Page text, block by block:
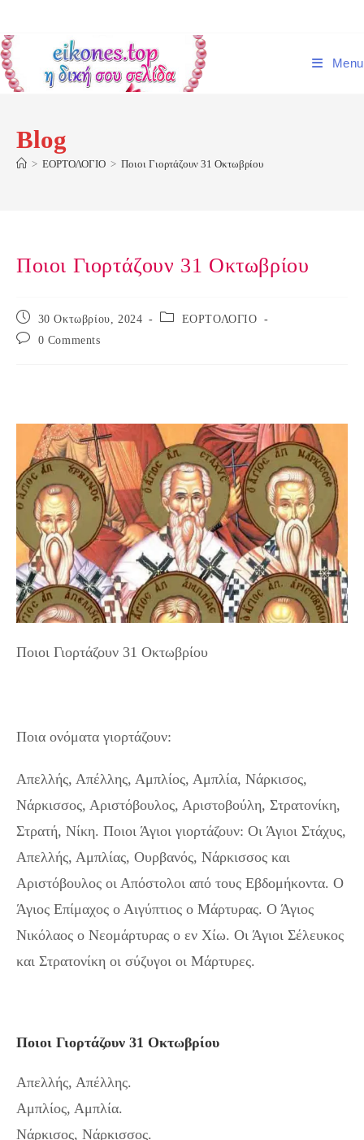
content
Menu
Blog
> ΕΟΡΤΟΛΟΓΙΟ > Ποιοι Γιορτάζουν 31 Οκτωβρίου
Ποιοι Γιορτάζουν 31 Οκτωβρίου
Post
published:
30 Οκτωβρίου, 2024
Post
ΕΟΡΤΟΛΟΓΙΟ
Post
0 Comments
Ποιοι Γιορτάζουν 31 Οκτωβρίου
Ποια ονόματα γιορτάζουν:
Απελλής, Απέλλης, Αμπλίος, Αμπλία, Νάρκισος,
Νάρκισσος, Αριστόβουλος, Αριστοβούλη, Στρατονίκη,
Στρατή, Νίκη. Ποιοι Άγιοι γιορτάζουν: Οι Άγιοι Στάχυς,
Απελλής, Αμπλίας, Ουρβανός, Νάρκισσος και
Αριστόβουλος οι Απόστολοι από τους Εβδομήκοντα. Ο
Άγιος Επίμαχος ο Αιγύπτιος ο Μάρτυρας. Ο Άγιος
Νικόλαος ο Νεομάρτυρας ο εν Χίω. Οι Άγιοι Σέλευκος
και Στρατονίκη οι σύζυγοι οι Μάρτυρες.
Ποιοι Γιορτάζουν 31 Οκτωβρίου
Απελλής, Απέλλης.
Αμπλίος, Αμπλία.
Νάρκισος, Νάρκισσος.